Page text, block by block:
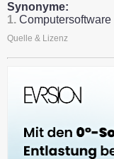
Synonyme:
1. Computersoftware
Quelle & Lizenz